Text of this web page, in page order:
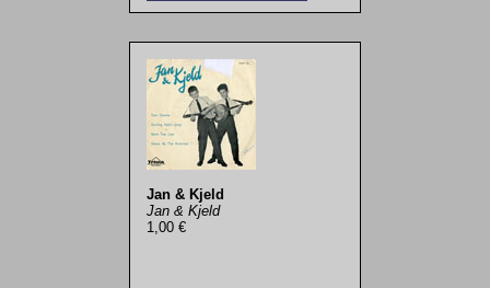
Jan & Kjeld
Jan & Kjeld
1,00 €